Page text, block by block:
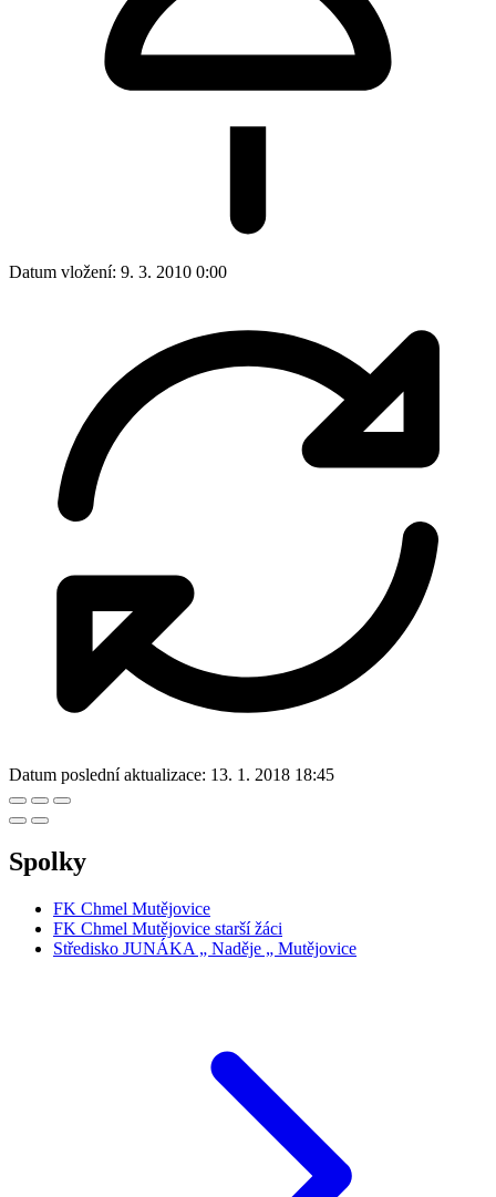
Datum vložení: 9. 3. 2010 0:00
Datum poslední aktualizace: 13. 1. 2018 18:45
Spolky
FK Chmel Mutějovice
FK Chmel Mutějovice starší žáci
Středisko JUNÁKA „ Naděje „ Mutějovice